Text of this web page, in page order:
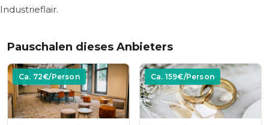
Industrieflair.
Pauschalen dieses Anbieters
Ca. 72€/Person Ca. 159€/Person